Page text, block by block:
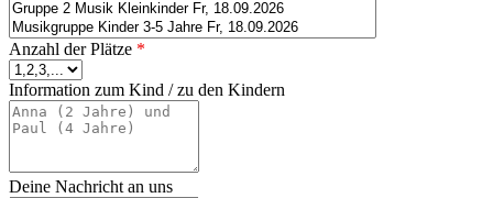
Anzahl der Plätze *
Information zum Kind / zu den Kindern
Deine Nachricht an uns